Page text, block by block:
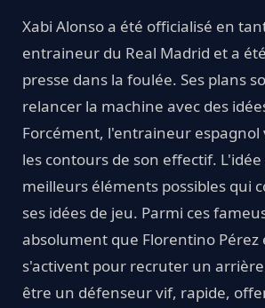
Xabi Alonso a été officialisé en
entraineur du Real Madrid et a
presse dans la foulée. Ses plans
relancer la machine avec des
Forcément, l'entraineur
les contours de son effectif.
meilleurs éléments possibles qui
ses idées de jeu. Parmi ces
absolument que Florentino Pérez
s'activent pour recruter un
être un défenseur vif, rapide,